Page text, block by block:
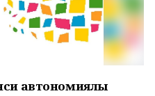
автономиялы